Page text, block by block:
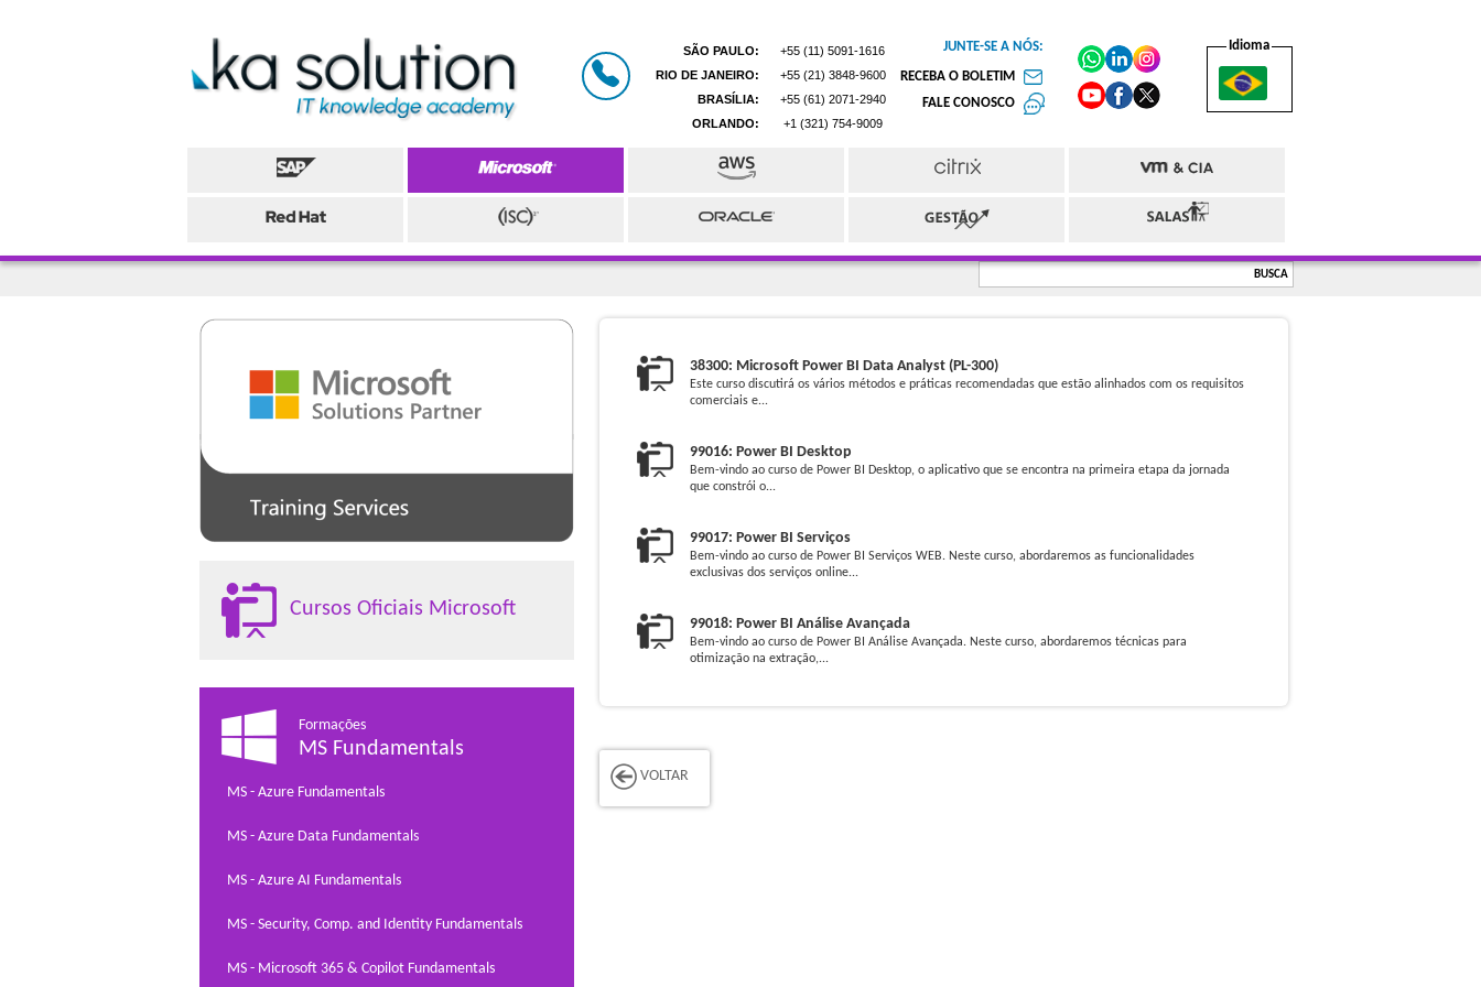
SÃO PAULO:
+55 (11) 5091-1616
RIO DE JANEIRO:
+55 (21) 3848-9600
BRASÍLIA:
+55 (61) 2071-2940
ORLANDO:
+1 (321) 754-9009
JUNTE-SE A NÓS:
RECEBA O BOLETIM
FALE CONOSCO
Idioma
BUSCA
38300: Microsoft Power BI Data Analyst (PL-300)
Este curso discutirá os vários métodos e práticas recomendadas que estão alinhados com os requisitos
comerciais e...
99016: Power BI Desktop
Bem-vindo ao curso de Power BI Desktop, o aplicativo que se encontra na primeira etapa da jornada
que constrói o...
99017: Power BI Serviços
Bem-vindo ao curso de Power BI Serviços WEB. Neste curso, abordaremos as funcionalidades
exclusivas dos serviços online...
99018: Power BI Análise Avançada
Bem-vindo ao curso de Power BI Análise Avançada. Neste curso, abordaremos técnicas para
otimização na extração,...
VOLTAR
Cursos Oficiais Microsoft
Formações
MS Fundamentals
MS - Azure Fundamentals
MS - Azure Data Fundamentals
MS - Azure AI Fundamentals
MS - Security, Comp. and Identity Fundamentals
MS - Microsoft 365 & Copilot Fundamentals